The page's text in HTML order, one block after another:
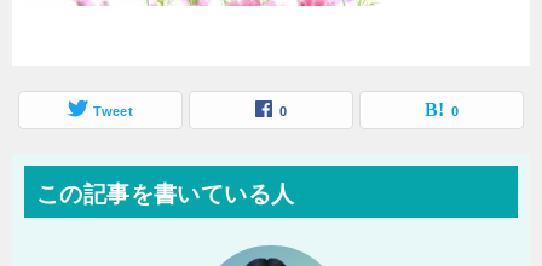
Tweet 0 0
この記事を書いている人